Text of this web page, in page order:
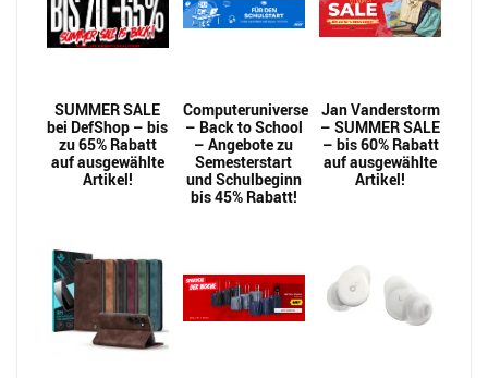
SUMMER SALE
bei DefShop – bis
zu 65% Rabatt
auf ausgewählte
Artikel!
Computeruniverse
– Back to School
– Angebote zu
Semesterstart
und Schulbeginn
bis 45% Rabatt!
Jan Vanderstorm
– SUMMER SALE
– bis 60% Rabatt
auf ausgewählte
Artikel!